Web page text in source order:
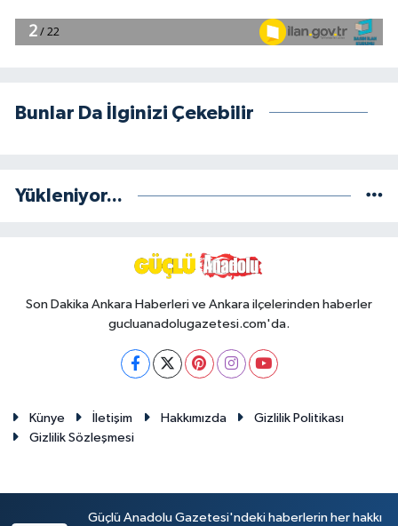
Bunlar Da İlginizi Çekebilir
Yükleniyor...
Son Dakika Ankara Haberleri ve Ankara ilçelerinden haberler
gucluanadolugazetesi.com'da.
Künye İletişim Hakkımızda
Gizlilik Politikası
Gizlilik Sözleşmesi
Güçlü Anadolu Gazetesi'ndeki haberlerin her hakkı